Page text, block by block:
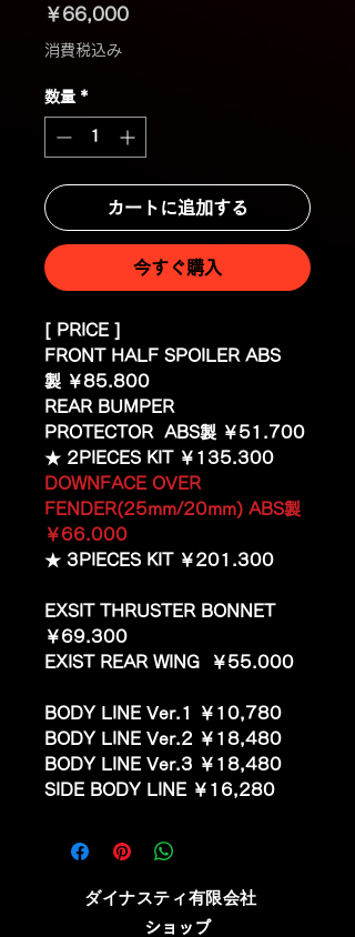
￥66,000価
消費税込み
数量 *
カートに追加する
今すぐ購入
[ PRICE ]
FRONT HALF SPOILER ABS
製 ￥85.800
REAR BUMPER
PROTECTOR ABS製 ￥51.700
★ 2PIECES KIT ￥135.300
DOWNFACE OVER
FENDER(25mm/20mm) ABS製
￥66.000
★ 3PIECES KIT ￥201.300
EXSIT THRUSTER BONNET
￥69.300
EXIST REAR WING ￥55.000
BODY LINE Ver.1 ￥10,780
BODY LINE Ver.2 ￥18,480
BODY LINE Ver.3 ￥18,480
SIDE BODY LINE ￥16,280
​ダイナスティ有限会社
ショップ